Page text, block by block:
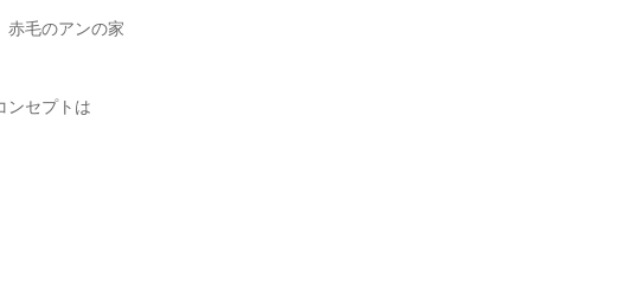
毛のアンの家
ンセプトは